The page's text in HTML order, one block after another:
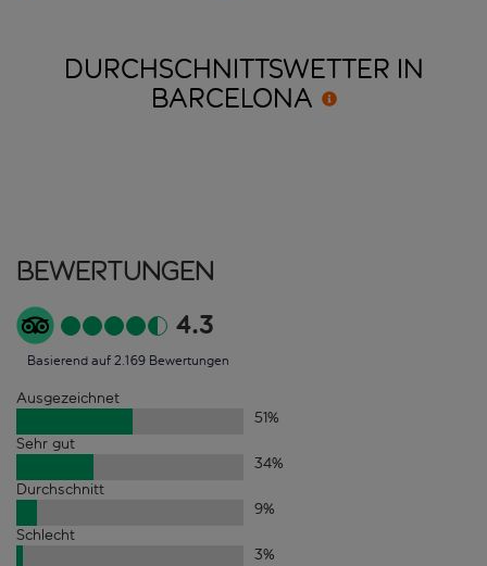
DURCHSCHNITTSWETTER IN
BARCELONA
Bewertungen
4.3
Basierend auf 2.169 Bewertungen
Ausgezeichnet
51%
Sehr gut
34%
Durchschnitt
9%
Schlecht
3%